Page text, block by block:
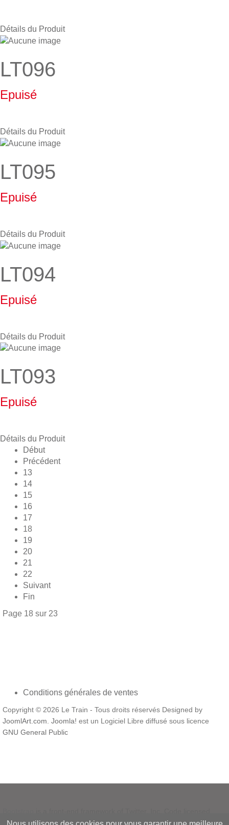
Détails du Produit
LT096
Epuisé
Détails du Produit
LT095
Epuisé
Détails du Produit
LT094
Epuisé
Détails du Produit
LT093
Epuisé
Détails du Produit
Début
Précédent
13
14
15
16
17
18
19
20
21
22
Suivant
Fin
Page 18 sur 23
Conditions générales de ventes
Copyright © 2026 Le Train - Tous droits réservés Designed by
JoomlArt.com. Joomla! est un Logiciel Libre diffusé sous licence
GNU General Public
underMIT License.